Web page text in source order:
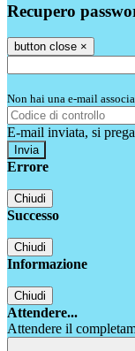
Recupero
button close ×
Non hai una e-mail
E-mail inviata, si
Errore
Chiudi
Successo
Chiudi
Informazione
Chiudi
Attendere...
Attendere il